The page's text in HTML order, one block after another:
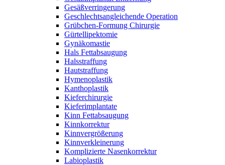
Gesäßverringerung
Geschlechtsangleichende Operation
Grübchen-Formung Chirurgie
Gürtellipektomie
Gynäkomastie
Hals Fettabsaugung
Halsstraffung
Hautstraffung
Hymenoplastik
Kanthoplastik
Kieferchirurgie
Kieferimplantate
Kinn Fettabsaugung
Kinnkorrektur
Kinnvergrößerung
Kinnverkleinerung
Komplizierte Nasenkorrektur
Labioplastik